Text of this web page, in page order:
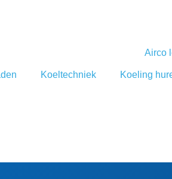
Koeltechniek Koeling